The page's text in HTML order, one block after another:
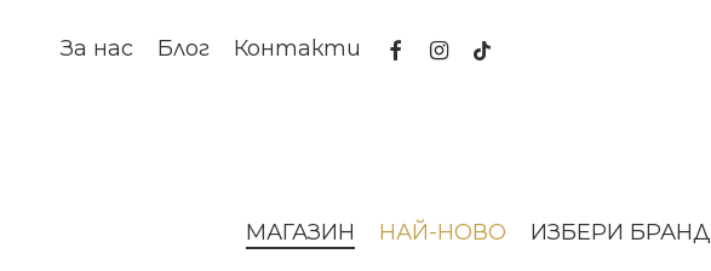
За нас Блог Контакти facebookinstagram
tiktok
МАГАЗИН НАЙ-НОВО ИЗБЕРИ БРАНД